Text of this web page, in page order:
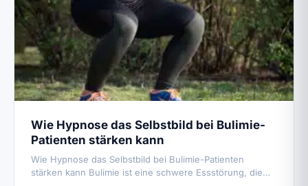
Wie Hypnose das Selbstbild bei Bulimie-
Patienten stärken kann
Wie Hypnose das Selbstbild bei Bulimie-Patienten
stärken kann Bulimie ist eine schwere Essstörung, die…